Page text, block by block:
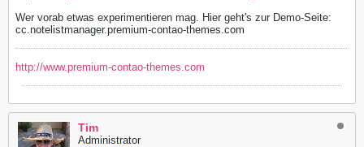
Wer vorab etwas experimentieren mag. Hier geht's zur Demo-Seite:
cc.notelistmanager.premium-contao-themes.com
http://www.premium-contao-themes.com
Tim
Administrator